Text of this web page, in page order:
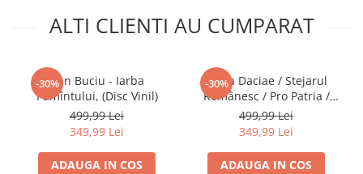
ALTI CLIENTI AU CUMPARAT
-30%Dan Buciu - Iarba
Pămîntului, (Disc Vinil)
499,99 Lei
349,99 Lei
ADAUGA IN COS
-30%
Terra Daciae / Stejarul
Românesc / Pro Patria /
Cantata Patriei, (Disc Vinil)
499,99 Lei
349,99 Lei
ADAUGA IN COS